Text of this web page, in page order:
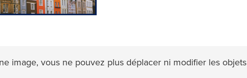
image, vous ne pouvez plus déplacer ni modifier les objets